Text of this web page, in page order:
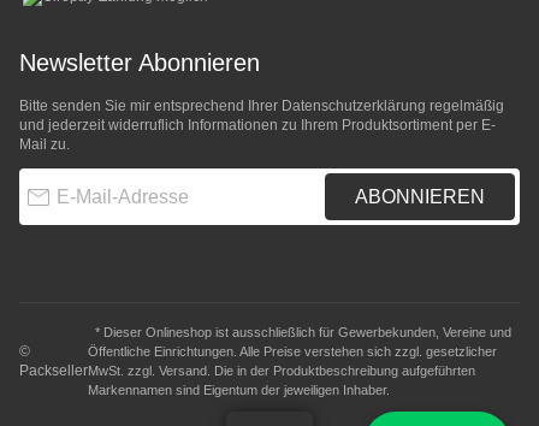
Newsletter Abonnieren
Bitte senden Sie mir entsprechend Ihrer Datenschutzerklärung regelmäßig
und jederzeit widerruflich Informationen zu Ihrem Produktsortiment per E-
Mail zu.
ABONNIEREN
©
Packseller
* Dieser Onlineshop ist ausschließlich für Gewerbekunden, Vereine und
Öffentliche Einrichtungen. Alle Preise verstehen sich zzgl. gesetzlicher
MwSt. zzgl. Versand . Die in der Produktbeschreibung aufgeführten
Markennamen sind Eigentum der jeweiligen Inhaber.